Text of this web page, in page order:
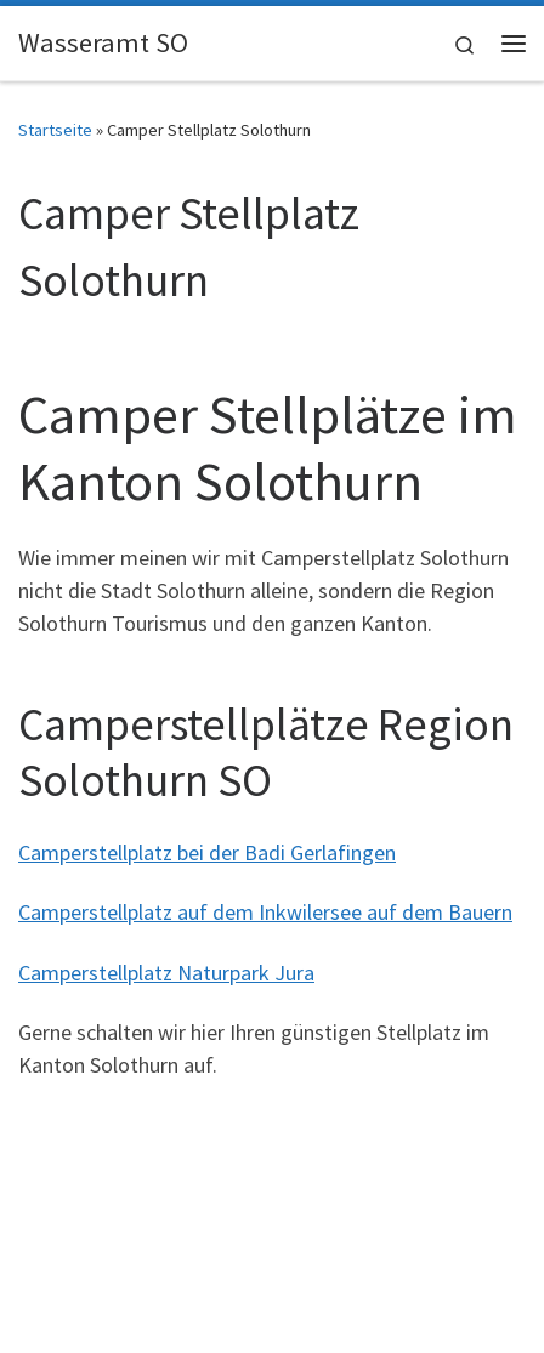
Skip to content
Wasseramt SO
Search
Startseite »Camper Stellplatz Solothurn
Camper Stellplatz
Solothurn
Camper Stellplätze im
Kanton Solothurn
Wie immer meinen wir mit Camperstellplatz Solothurn
nicht die Stadt Solothurn alleine, sondern die Region
Solothurn Tourismus und den ganzen Kanton.
Camperstellplätze Region
Solothurn SO
Camperstellplatz bei der Badi Gerlafingen
Camperstellplatz auf dem Inkwilersee auf dem Bauern
Camperstellplatz Naturpark Jura
Gerne schalten wir hier Ihren günstigen Stellplatz im
Kanton Solothurn auf.